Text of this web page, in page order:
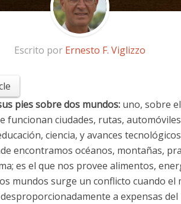
Escrito por Ernesto F. Viglizzo
pies sobre dos mundos: uno, sobre
funcionan ciudades, rutas,
ciencia, y avances
encontramos océanos, montañas,
es el que nos provee alimentos,
mundos surge un conflicto cuando el
a expensas